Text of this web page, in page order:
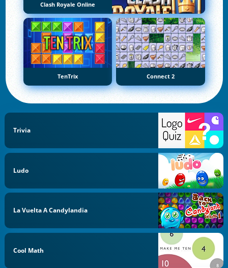
Clash Royale Online
TenTrix Connect 2
Trivia
Ludo
La Vuelta A Candylandia
Cool Math